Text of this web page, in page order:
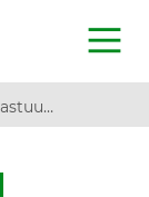
MENU
Vuoden 2021 #vastuullisuusteko -tunnustus Dolea Oy:lle